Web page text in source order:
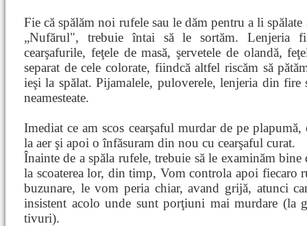
Fie că spălăm noi rufele sau le dăm pentru a li
„Nufărul", trebuie întai să le sortăm. Lenjeria
cearşafurile, feţele de masă, şervetele de olandă,
separat de cele colorate, fiindcă altfel riscăm să
ieşi la spălat. Pijamalele, puloverele, lenjeria din fire
neamesteate.
Imediat ce am scos cearşaful murdar de pe
la aer şi apoi o înfăsuram din nou cu cearşaful curat.
Înainte de a spăla rufele, trebuie să le examinăm
la scoaterea lor, din timp, Vom controla apoi fiecaro
buzunare, le vom peria chiar, avand grijă, atunci
insistent acolo unde sunt porţiuni mai murdare (la
tivuri).